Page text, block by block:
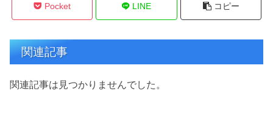
Pocket LINE コピー
関連記事
関連記事は見つかりませんでした。